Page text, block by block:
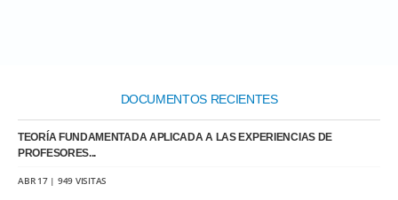
DOCUMENTOS RECIENTES
TEORÍA FUNDAMENTADA APLICADA A LAS EXPERIENCIAS DE
PROFESORES...
ABR 17 | 949 VISITAS